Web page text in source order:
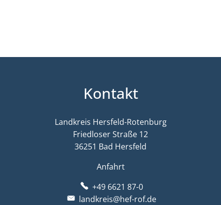
Kontakt
Landkreis Hersfeld-Rotenburg
Friedloser Straße 12
36251 Bad Hersfeld
Anfahrt
+49 6621 87-0
landkreis@hef-rof.de